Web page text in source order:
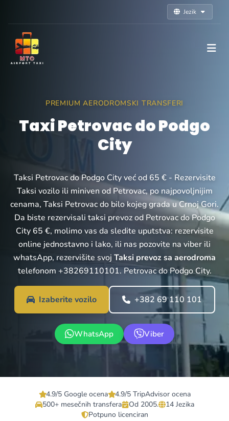
Jezik
PREMIUM AERODROMSKI TRANSFERI
Taxi Petrovac do Podgo
City
Taksi Petrovac do Podgo City već od 65 € - Rezervisite
Taksi vozilo ili miniven od Petrovac, po najpovoljnijim
cenama, Taksi Petrovac do bilo kojeg grada u Crnoj Gori.
Da biste rezervisali taksi prevoz od Petrovac do Podgo
City 65 €, molimo vas da sledite uputstva: rezervisite
online jednostavno i lako, ili nas pozovite na viber ili
whatsApp, rezervišite svoj Taksi prevoz sa aerodroma
telefonom +38269110101. Petrovac do Podgo City.
Izaberite vozilo +382 69 110 101
WhatsApp Viber
4.9/5 Google ocena
4.9/5 TripAdvisor ocena
500+ mesečnih transfera
Od 2005.
14 Jezika
Potpuno licenciran